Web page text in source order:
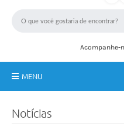
Acompanhe-
MENU
Notícias